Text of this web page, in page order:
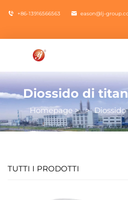
+86-13916566563 eason@lj-
Diossido di
Homepage>>
TUTTI I PRODOTTI